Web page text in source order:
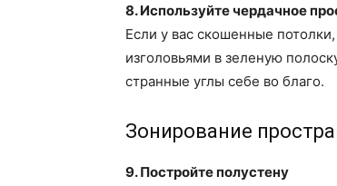
8. Используйте чердачное
Если у вас скошенные
изголовьями в зеленую
странные углы себе во благо.
Зонирование
9. Постройте полустену